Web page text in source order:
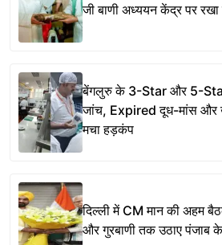
जी बाणी अध्ययन केंद्र पर रखा
बेंगलुरु के 3-Star और 5-Star
जांच, Expired दूध-मांस और
मचा हड़कंप
दिल्ली में CM मान की अहम
और गुरबाणी तक उठाए पंजाब के